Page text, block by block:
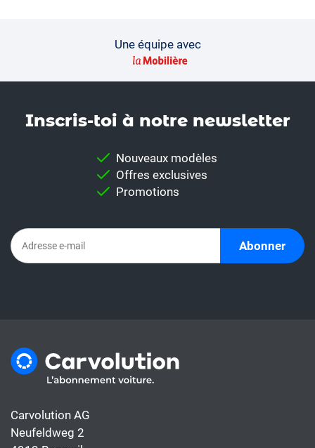
Une équipe avec
Inscris-toi à notre news­letter
Nouveaux modèles
Offres exclusives
Promotions
Abonner
Carvolution AG
Neufeldweg 2